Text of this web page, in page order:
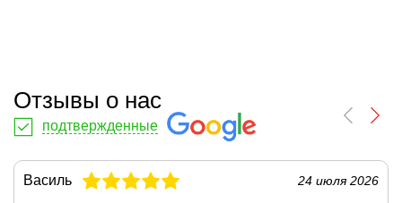
Отзывы о нас
подтвержденные
Василь 24 июля 2026